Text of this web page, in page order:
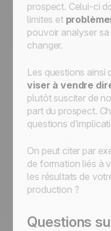
prospect. Celui-ci
limites et
pouvoir analyser
changer.
Les questions ainsi
viser à vendre
plutôt susciter de
part du prospect.
questions
On peut citer par
de formation liés à
les résultats de
production ?
Questions